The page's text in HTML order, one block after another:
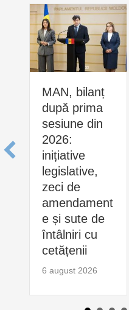
MAN, bilanț
după prima
sesiune din
2026:
inițiative
legislative,
zeci de
amendament
e și sute de
întâlniri cu
cetățenii
6 august 2026